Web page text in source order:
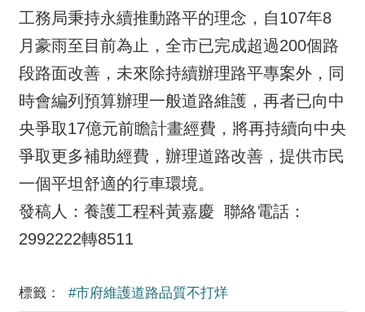
工務局秉持永續推動路平的理念，自107年8
月豪雨至目前為止，全市已完成超過200個路
段路面改善，未來除持續辦理路平專案外，同
時會編列預算辦理一般道路維護，再者已向中
央爭取17億元前瞻計畫經費，將再持續向中央
爭取更多補助經費，辦理道路改善，提供市民
一個平坦舒適的行車環境。
發稿人：養護工程科黃嘉慶 聯絡電話：
2992222轉8511
標籤： #市府維護道路品質不打烊